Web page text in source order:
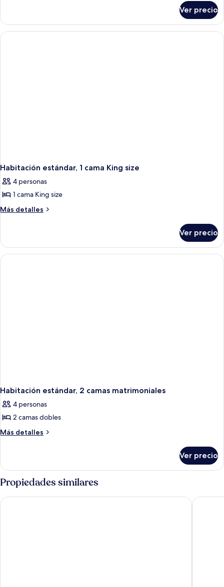
junior,
camas
Ver precio
Habitación estándar, 1 cama King size
4 personas
1 cama King size
Más detalles
Más
estándar,
cama
Ver precio
Habitación estándar, 2 camas matrimoniales
4 personas
2 camas dobles
Más detalles
Más
estándar,
2
camas
matrimoniales
Ver precio
Propiedades similares
Hotel Emporio Acapulco Krystal